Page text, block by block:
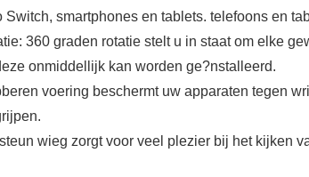
smartphones en tablets. telefoons en
360 graden rotatie stelt u in staat om elke
onmiddellijk kan worden ge?nstalleerd.
voering beschermt uw apparaten tegen
wieg zorgt voor veel plezier bij het kijken